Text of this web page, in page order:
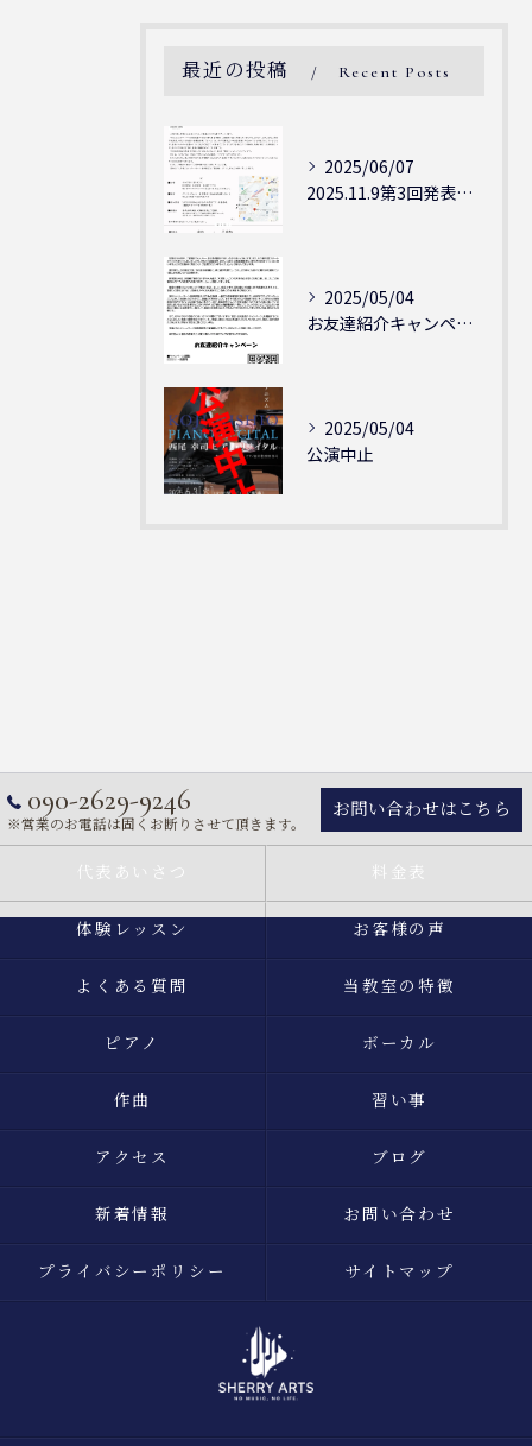
最近の投稿 Recent Posts
2025/06/07
2025.11.9第3回発表会開催決定
2025/05/04
お友達紹介キャンペーン実施中！！
2025/05/04
公演中止
090-2629-9246
※営業のお電話は固くお断りさせて頂きます。
お問い合わせはこちら
代表あいさつ 料金表
体験レッスン お客様の声
よくある質問 当教室の特徴
ピアノ ボーカル
作曲 習い事
アクセス ブログ
新着情報 お問い合わせ
プライバシーポリシー サイトマップ